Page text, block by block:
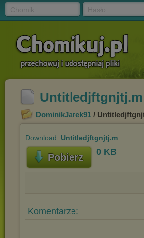
Untitledjftgnjtj.m
DominikJarek91 /
Download: Untitledjftgnjtj.m
Pobierz 0 KB
Komentarze: